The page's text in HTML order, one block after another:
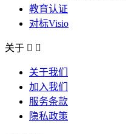
教育认证
对标Visio
关于  
关于我们
加入我们
服务条款
隐私政策